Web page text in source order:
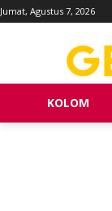
Jumat, Agustus 7, 2026
KOLOM